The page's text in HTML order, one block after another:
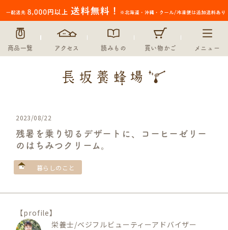
商品一覧 アクセス 読みもの 買い物かご メニュー
2023/08/22
残暑を乗り切るデザートに、コーヒーゼリー
のはちみつクリーム。
暮らしのこと
【profile】
栄養士/ベジフルビューティーアドバイザー